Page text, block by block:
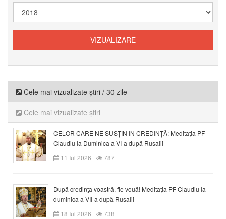
Cele mai vizualizate știri / 30 zile
Cele mai vizualizate știri
CELOR CARE NE SUSȚIN ÎN CREDINȚĂ: Meditația PF
Claudiu la Duminica a VI-a după Rusalii
11 Iul 2026
787
După credinţa voastră, fie vouă! Meditația PF Claudiu la
duminica a VII-a după Rusalii
18 Iul 2026
738